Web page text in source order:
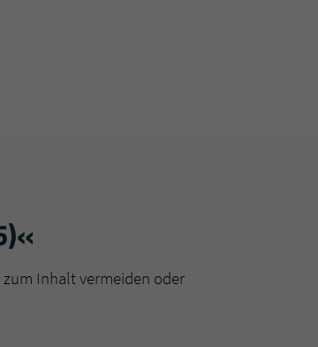
Inhalt vermeiden oder